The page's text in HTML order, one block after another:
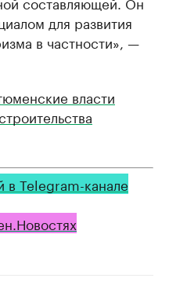
для развития
в частности», —
власти
в Telegram-канале